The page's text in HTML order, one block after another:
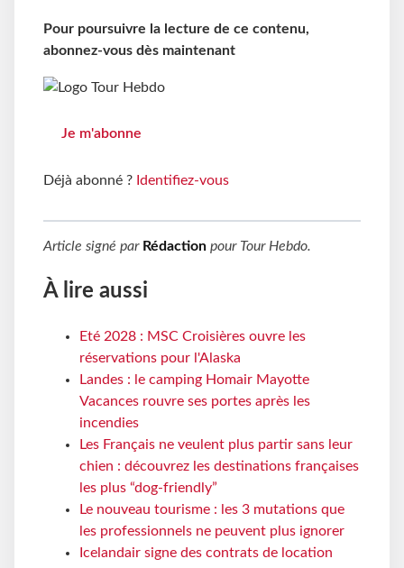
Pour poursuivre la lecture de ce contenu,
abonnez-vous dès maintenant
Je m'abonne
Déjà abonné ? Identifiez-vous
Article signé par Rédaction pour Tour Hebdo.
À lire aussi
Eté 2028 : MSC Croisières ouvre les
réservations pour l'Alaska
Landes : le camping Homair Mayotte
Vacances rouvre ses portes après les
incendies
Les Français ne veulent plus partir sans leur
chien : découvrez les destinations françaises
les plus “dog-friendly”
Le nouveau tourisme : les 3 mutations que
les professionnels ne peuvent plus ignorer
Icelandair signe des contrats de location